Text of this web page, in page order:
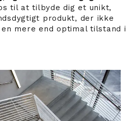
til at tilbyde dig et unikt,
produkt, der ikke
mere end optimal tilstand i